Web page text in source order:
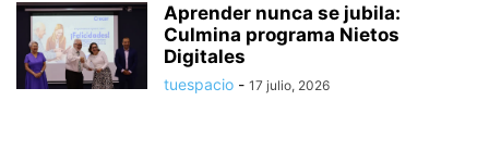
Aprender nunca se jubila:
Culmina programa Nietos
Digitales
tuespacio - 17 julio, 2026